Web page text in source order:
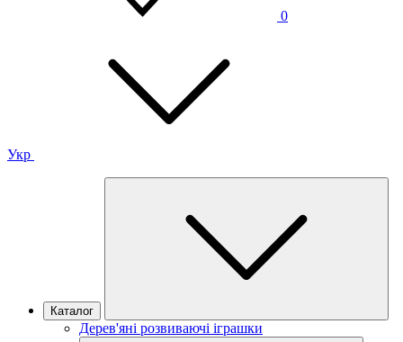
0
Укр
Каталог
Дерев'яні розвиваючі іграшки